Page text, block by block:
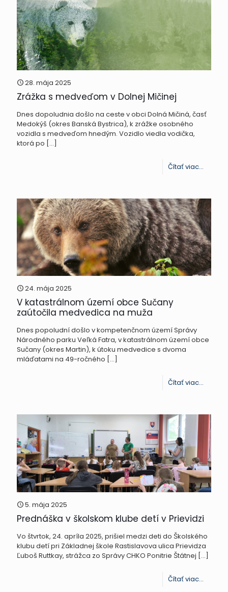
STRED
výskyte
obci
28. mája 2025
Zrážka s medveďom v Dolnej Mičinej
Dnes dopoludnia došlo na ceste v obci Dolná Mičiná, časť
Medokýš (okres Banská Bystrica), k zrážke osobného
vozidla s medveďom hnedým. Vozidlo viedla vodička,
ktorá po […]
Čítať viac...
s
v
Dolnej
Mičinej
24. mája 2025
V katastrálnom území obce Sučany
zaútočila medvedica na muža
Dnes popoludní došlo v kompetenčnom území Správy
Národného parku Veľká Fatra, v katastrálnom území obce
Sučany (okres Martin), k útoku medvedice s dvoma
mláďatami na 49-ročného […]
Čítať viac...
území
Sučany
muža
5. mája 2025
Prednáška v školskom klube detí v Prievidzi
Vo štvrtok, 24. apríla 2025, prišiel medzi deti do Školského
klubu detí pri Základnej škole Rastislavova ulica Prievidza
Ľuboš Ruttkay, strážca zo Správy CHKO Ponitrie Štátnej […]
Čítať viac...